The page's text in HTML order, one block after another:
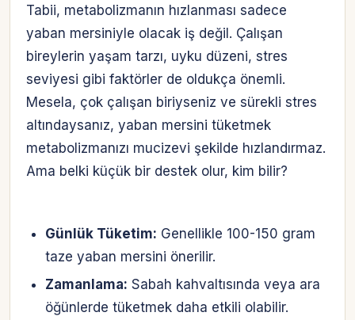
Tabii, metabolizmanın hızlanması sadece
yaban mersiniyle olacak iş değil. Çalışan
bireylerin yaşam tarzı, uyku düzeni, stres
seviyesi gibi faktörler de oldukça önemli.
Mesela, çok çalışan biriyseniz ve sürekli stres
altındaysanız, yaban mersini tüketmek
metabolizmanızı mucizevi şekilde hızlandırmaz.
Ama belki küçük bir destek olur, kim bilir?
Günlük Tüketim: Genellikle 100-150 gram
taze yaban mersini önerilir.
Zamanlama: Sabah kahvaltısında veya ara
öğünlerde tüketmek daha etkili olabilir.